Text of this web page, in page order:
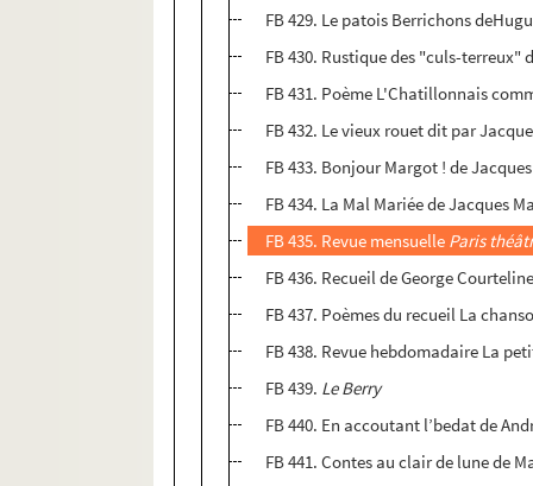
FB 429. Le patois Berrichons
FB 430. Rustique des "culs-
FB 431. Poème L'Chatillonnais
FB 432. Le vieux rouet dit par
FB 433. Bonjour Margot ! de
FB 434. La Mal Mariée de Jacques
FB 435. Revue mensuelle Paris
FB 436. Recueil de George
FB 437. Poèmes du recueil La
FB 438. Revue hebdomadaire La
FB 439. Le Berry
FB 440. En accoutant l’bedat de
FB 441. Contes au clair de lune de